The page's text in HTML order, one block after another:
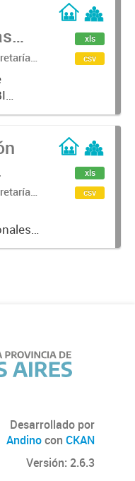
xls
csv
xls
csv
Desarrollado por
Andinocon CKAN
Versión: 2.6.3